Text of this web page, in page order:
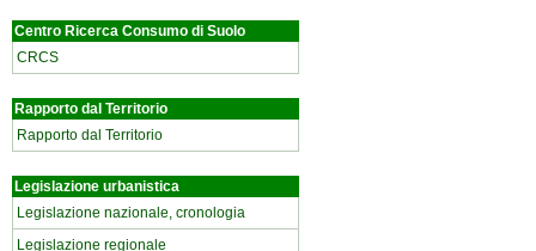
Centro Ricerca Consumo di Suolo
CRCS
Rapporto dal Territorio
Rapporto dal Territorio
Legislazione urbanistica
Legislazione nazionale, cronologia
Legislazione regionale